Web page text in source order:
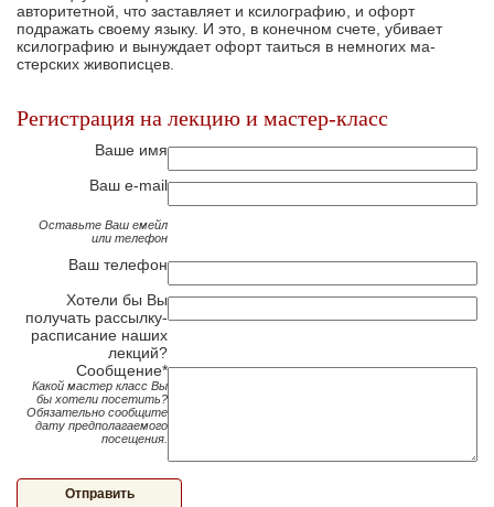
авторитетной, что застав­ляет и ксилографию, и офорт
подражать своему языку. И это, в конечном счете, убивает
ксилогра­фию и вынуждает офорт таиться в немногих ма­
стерских живописцев.
Регистрация на лекцию и мастер-класс
Ваше имя
Ваш e-mail
Оставьте Ваш емейл
или телефон
Ваш телефон
Хотели бы Вы
получать рассылку-
расписание наших
лекций?
Сообщение*
Какой мастер класс Вы
бы хотели посетить?
Обязательно сообщите
дату предполагаемого
посещения.
Отправить